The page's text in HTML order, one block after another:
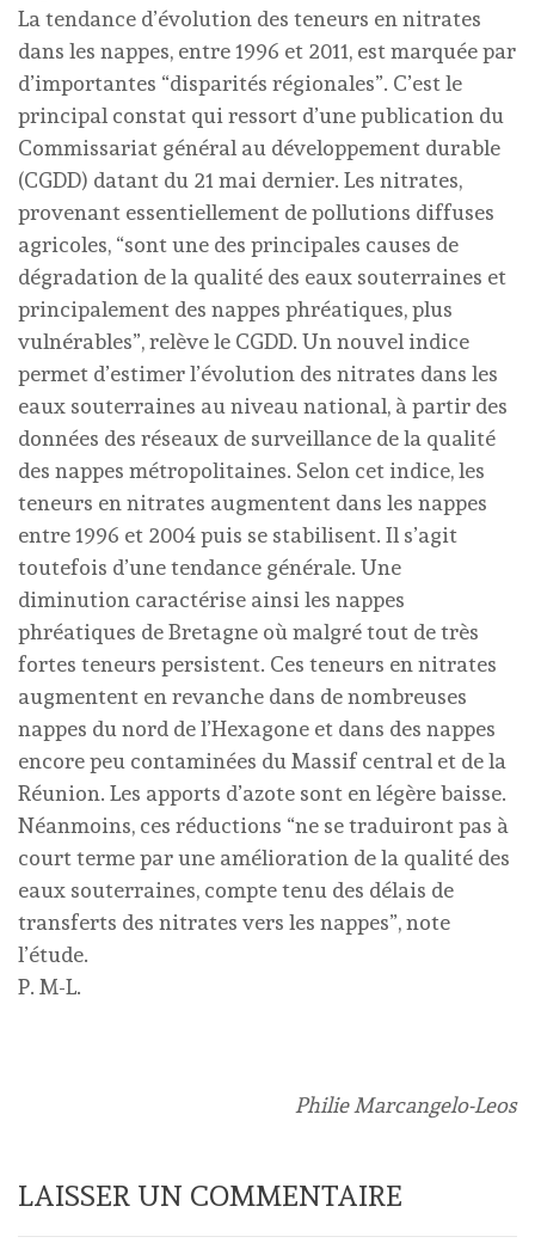
La tendance d’évolution des teneurs en nitrates
dans les nappes, entre 1996 et 2011, est marquée par
d’importantes “disparités régionales”. C’est le
principal constat qui ressort d’une publication du
Commissariat général au développement durable
(CGDD) datant du 21 mai dernier. Les nitrates,
provenant essentiellement de pollutions diffuses
agricoles, “sont une des principales causes de
dégradation de la qualité des eaux souterraines et
principalement des nappes phréatiques, plus
vulnérables”, relève le CGDD. Un nouvel indice
permet d’estimer l’évolution des nitrates dans les
eaux souterraines au niveau national, à partir des
données des réseaux de surveillance de la qualité
des nappes métropolitaines. Selon cet indice, les
teneurs en nitrates augmentent dans les nappes
entre 1996 et 2004 puis se stabilisent. Il s’agit
toutefois d’une tendance générale. Une
diminution caractérise ainsi les nappes
phréatiques de Bretagne où malgré tout de très
fortes teneurs persistent. Ces teneurs en nitrates
augmentent en revanche dans de nombreuses
nappes du nord de l’Hexagone et dans des nappes
encore peu contaminées du Massif central et de la
Réunion. Les apports d’azote sont en légère baisse.
Néanmoins, ces réductions “ne se traduiront pas à
court terme par une amélioration de la qualité des
eaux souterraines, compte tenu des délais de
transferts des nitrates vers les nappes”, note
l’étude.
P. M-L.
Philie Marcangelo-Leos
LAISSER UN COMMENTAIRE